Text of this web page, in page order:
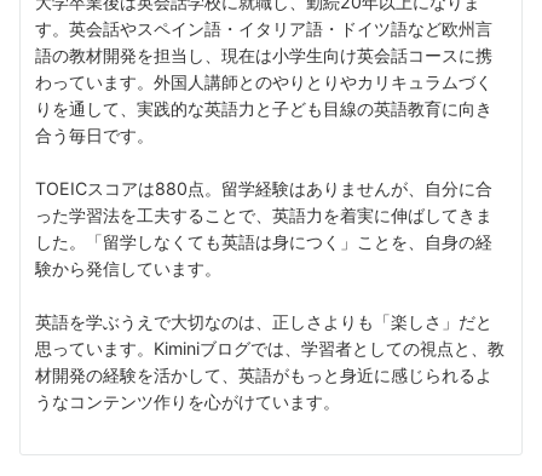
す。英会話やスペイン語・イタリア語・ドイツ語など欧州言
語の教材開発を担当し、現在は小学生向け英会話コースに携
わっています。外国人講師とのやりとりやカリキュラムづく
りを通して、実践的な英語力と子ども目線の英語教育に向き
合う毎日です。
TOEICスコアは880点。留学経験はありませんが、自分に合
った学習法を工夫することで、英語力を着実に伸ばしてきま
した。「留学しなくても英語は身につく」ことを、自身の経
験から発信しています。
英語を学ぶうえで大切なのは、正しさよりも「楽しさ」だと
思っています。Kiminiブログでは、学習者としての視点と、教
材開発の経験を活かして、英語がもっと身近に感じられるよ
うなコンテンツ作りを心がけています。